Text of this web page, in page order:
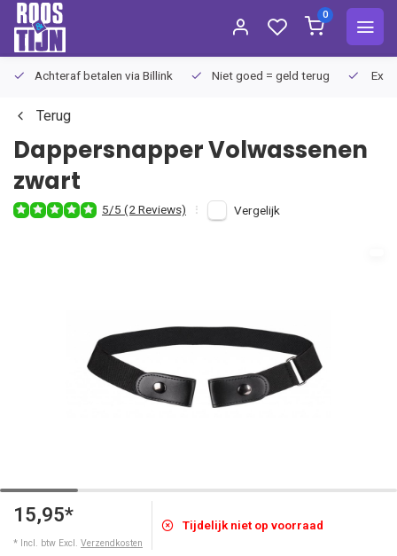
0
Achteraf betalen via Billink Niet goed = geld terug
Terug
DappersnapperVolwassenen
zwart
5/5 (2 Reviews) Vergelijk
15,95*
* Incl. btw Excl. Verzendkosten
Tijdelijk niet op voorraad